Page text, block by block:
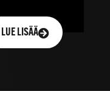
LUE LISÄÄ